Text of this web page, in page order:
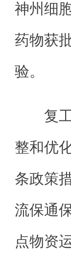
神州细
药物获
验。
复工
整和优
条政策
流保通
点物资